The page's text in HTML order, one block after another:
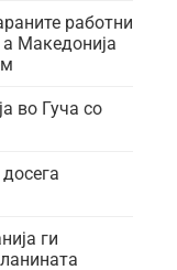
работни
Македонија
во Гуча со
ги